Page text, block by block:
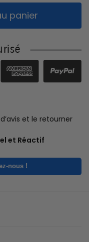
panier
et le retourner
et Réactif
nous !